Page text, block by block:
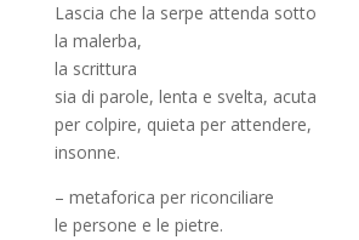
Lascia che la serpe attenda sotto
la malerba,
la scrittura
sia di parole, lenta e svelta, acuta
per colpire, quieta per attendere,
insonne.
– metaforica per riconciliare
le persone e le pietre.